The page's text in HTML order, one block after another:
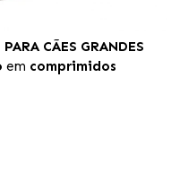
CÃES GRANDES
em comprimidos
uma hora
para infestações.